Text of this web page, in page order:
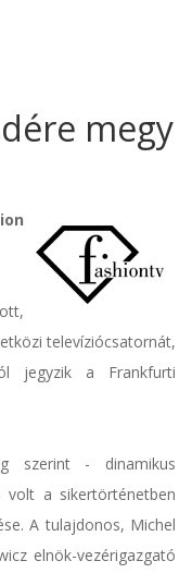
megy
televíziócsatornát,
jegyzik a Frankfurti
szerint - dinamikus
volt a sikertörténetben
A tulajdonos, Michel
elnök-vezérigazgató